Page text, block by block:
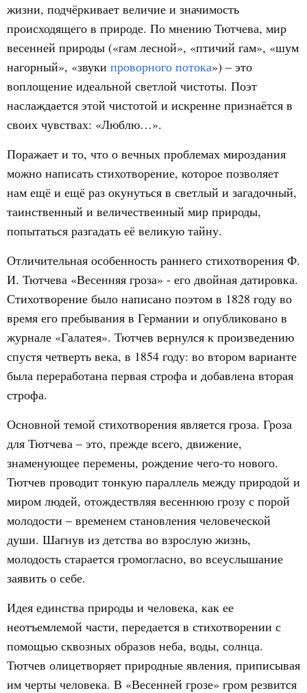
жизни, подчёркивает величие и значимость
происходящего в природе. По мнению Тютчева, мир
весенней природы («гам лесной», «птичий гам», «шум
нагорный», «звуки проворного потока») – это
воплощение идеальной светлой чистоты. Поэт
наслаждается этой чистотой и искренне признаётся в
своих чувствах: «Люблю…».
Поражает и то, что о вечных проблемах мироздания
можно написать стихотворение, которое позволяет
нам ещё и ещё раз окунуться в светлый и загадочный,
таинственный и величественный мир природы,
попытаться разгадать её великую тайну.
Отличительная особенность раннего стихотворения Ф.
И. Тютчева «Весенняя гроза» - его двойная датировка.
Стихотворение было написано поэтом в 1828 году во
время его пребывания в Германии и опубликовано в
журнале «Галатея». Тютчев вернулся к произведению
спустя четверть века, в 1854 году: во втором варианте
была переработана первая строфа и добавлена вторая
строфа.
Основной темой стихотворения является гроза. Гроза
для Тютчева – это, прежде всего, движение,
знаменующее перемены, рождение чего-то нового.
Тютчев проводит тонкую параллель между природой и
миром людей, отождествляя весеннюю грозу с порой
молодости – временем становления человеческой
души. Шагнув из детства во взрослую жизнь,
молодость старается громогласно, во всеуслышание
заявить о себе.
Идея единства природы и человека, как ее
неотъемлемой части, передается в стихотворении с
помощью сквозных образов неба, воды, солнца.
Тютчев олицетворяет природные явления, приписывая
им черты человека. В «Весенней грозе» гром резвится